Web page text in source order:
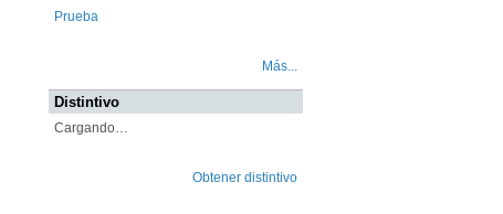
Prueba
Más...
Distintivo
Cargando…
Obtener distintivo